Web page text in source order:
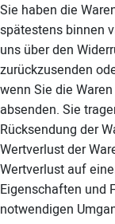
Sie haben die
spätestens binnen
uns über den
zurückzusenden
wenn Sie die
absenden. Sie
Rücksendung der
Wertverlust der
Wertverlust auf
Eigenschaften und
notwendigen